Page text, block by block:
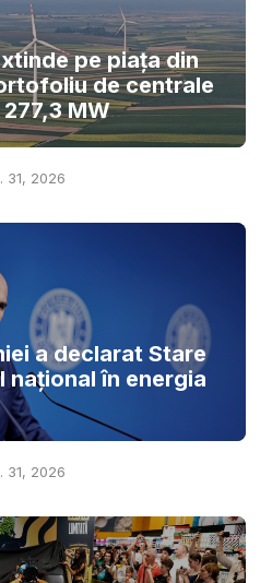
pe piața din
de centrale
MW
31, 2026
a declarat Stare
național în energia
31, 2026